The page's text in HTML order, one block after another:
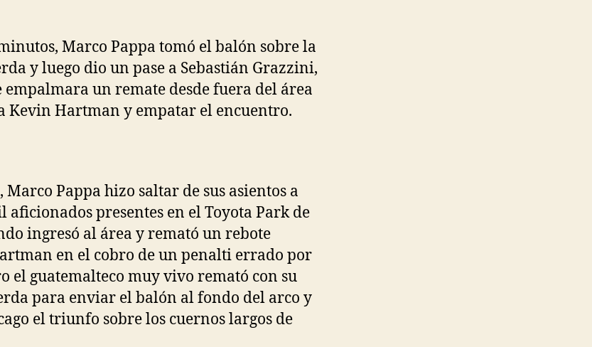
Marco Pappa tomó el balón sobre la
y luego dio un pase a Sebastián Grazzini,
empalmara un remate desde fuera del área
Kevin Hartman y empatar el encuentro.
Pappa hizo saltar de sus asientos a
aficionados presentes en el Toyota Park de
ingresó al área y remató un rebote
en el cobro de un penalti errado por
el guatemalteco muy vivo remató con su
para enviar el balón al fondo del arco y
el triunfo sobre los cuernos largos de